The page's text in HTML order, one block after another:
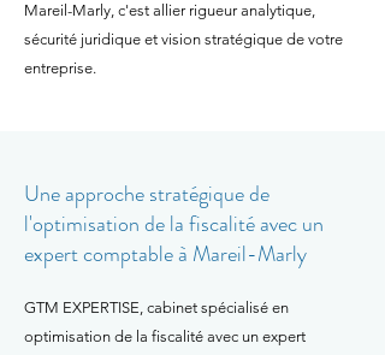
Mareil-Marly, c'est allier rigueur analytique,
sécurité juridique et vision stratégique de votre
entreprise.
Une approche stratégique de
l'optimisation de la fiscalité avec un
expert comptable à Mareil-Marly
GTM EXPERTISE, cabinet spécialisé en
optimisation de la fiscalité avec un expert